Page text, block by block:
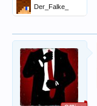
Der_Falke_